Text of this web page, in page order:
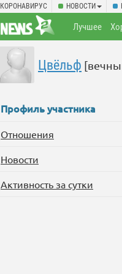
КОРОНАВИРУС НОВОСТИ
Лучшее
Цвёльф
Профиль участника
Отношения
Новости
Активность за сутки